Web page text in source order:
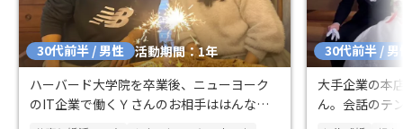
30代前半 / 男性 活動期間：1年
ハーバード大学院を卒業後、ニューヨーク
のIT企業で働くＹさんのお相手ははんなり
とした京美人さんでした
30代前半 / 男
大手企業の本
ん。会話のテ
出会いました